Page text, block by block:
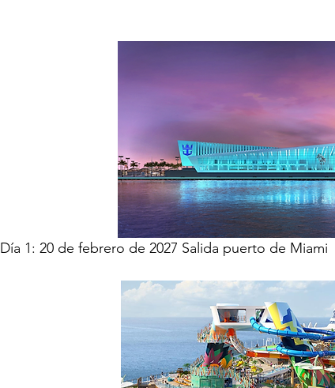
Día 1: 20 de febrero de 2027 Salida puerto de Miami